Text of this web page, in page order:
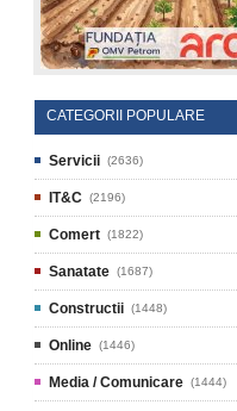
CATEGORII POPULARE
Servicii (2636)
IT&C (2196)
Comert (1822)
Sanatate (1687)
Constructii (1448)
Online (1446)
Media / Comunicare (1444)